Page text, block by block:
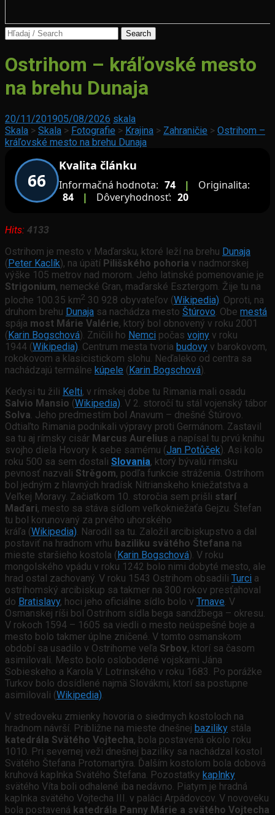
Search
Bojnický
zámok
Ostrihom – kráľovské mesto
na brehu Dunaja
Bytča
20/11/201905/08/2026 skala
Skala > Skala > Fotografie > Krajina > Zahraničie > Ostrihom –
kráľovské mesto na brehu Dunaja
66
Kvalita článku
Informačná hodnota: 74 |
Originalita:
84
| Dôveryhodnosť: 20
Hits: 4133
Ostrihom je mesto v Maďarsku, ktoré leží na brehu Dunaja
(Peter Kaclík), na úpätí Pilišského pohoria v nadmorskej
výške 105 metrov nad morom. Jeho latinské pomenovanie je
Strigonium, nemecké Gran, maďarské Esztergom. Žije tu na
ploche 100.35 km2 30 928 obyvateľov (Wikipedia). Oproti, na
druhom brehu Dunaja sa nachádza mesto Štúrovo. Obe mestá
spája most Márie Valérie, ktorý bol obnovený v roku 2001
( Karin Bogschová). Zničili ho Nemci počas vojny v roku
1944 (Wikipedia). Centrum mesta tvoria budovy v barokovom,
rokokovom a klasicistickom slohu. Neďaleko od centra sa
nachádzajú termálne kúpele ( Karin Bogschová).
Kedysi tu žili Kelti, v rímskej dobe tu Rimania mali osadu
Salvio Mansio (Wikipedia). V 2. storočí tu stál vojenský tábor
Solva. Jeho predmestím bol Anavum – dnešné Štúrovo.
Odtiaľto Rimania podnikali výpravy proti Germánom. Zastavil
sa tu aj rímsky cisár Marcus Aurelius a napísal tu prvú knihu
svojho diela Hovory k sebe samému (Jan Potůček). Asi kolo
roku 500 sa sem dostali Slovania, ktorý bývalú rímsku
pevnosť nazvali Strěgom, podľa funkcie stráženia. Ostrihom
bol jedným z hlavných hradísk Nitrianskeho kniežatstva a
Veľkej Moravy. Začiatkom 10. storočia sem prišli starí
Maďari, mesto sa stáva sídlom veľkokniežaťa Gejzu. Štefan
tu bol korunovaný za prvého uhorského
kráľa (Wikipedia). Narodil sa tu. Založil arcibiskupstvo a dal
postaviť na hradnom vrhu baziliku svätého Štefana na
mieste staršieho kostola ( Karin Bogschová). V roku
mongolského vpádu v roku 1242 bolo nimi dobyté mesto, ale
hrad ostal zachovaný. V roku 1543 Ostrihom obsadili Turci a
ostrihomský arcibiskup sa takmer na 300 rokov presťahoval
do Bratislavy, hoci jeho oficiálne sídlo bolo v Trnave. V
Osmanskej ríši bol Ostrihom sídla bega sandžbega – okresu.
V rokoch 1594 – 1605 sa viedli o mesto neúspešné boje a
mesto bolo takmer úplne zničené. V tomto osmanskom
období sa usadilo v Ostrihome veľa Srbov, ktorí sa časom
asimilovali. Mesto bolo oslobodené vojskami Jána
Sobieskeho a Karola V. Lotrinského v roku 1683. Po porážke
Turkov bolo dosídlené najmä Slovákmi, ktorí sa postupne
asimilovali (Wikipedia).
V stredoveku zmienky hovoria o siedmych kostoloch na
hradnom návrší. Približne na mieste dnešnej baziliky stála
katedrála Svätého Vojtecha, bola postavená okolo roku
1010. Pri severnej veži dnešnej baziliky sa nachádzal kostol
Svätého Štefana Protomartýra. Ďalším kostolom bola dobová
kruhová kaplnka Svätého Štefana. Pozostatky kaplnky
svätého Víta boli odhalené iba nedávno. Piatym je hradná
kaplnka svätého Vojtecha III. v paláci Arpádovcov. V novoveku
bola postavená katedrála Panny Márie a svätého Vojtecha